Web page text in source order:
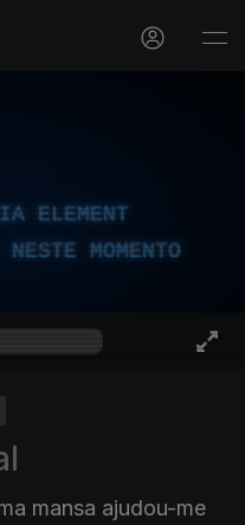
ELEMENT
MOMENTO
mansa ajudou-me